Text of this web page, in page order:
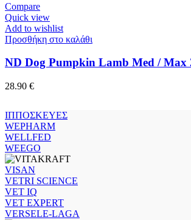
Compare
Quick view
Add to wishlist
Προσθήκη στο καλάθι
ND Dog Pumpkin Lamb Med / Max
28.90 €
ΙΠΠΟΣΚΕΥΕΣ
WEPHARM
WELLFED
WEEGO
VISAN
VETRI SCIENCE
VET IQ
VET EXPERT
VERSELE-LAGA